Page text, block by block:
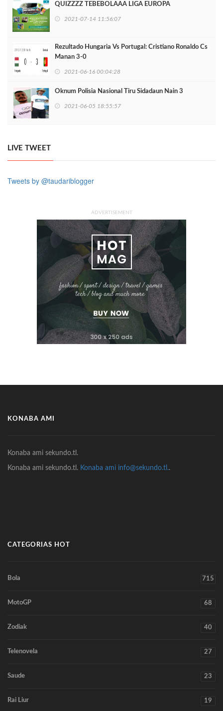
QUIZZZZ TEBEBOLAAA LIGA EUROPA
2021-07-14 11:56:07
Rezultado Hungaria Vs Portugal: Cristiano Ronaldo Cs
Manan 3-0
2021-06-16 00:04:28
Oknum Polisia Nasional Tiru Sidadaun Nain 3
2021-06-05 18:55:57
LIVE TWEET
Tweets by @taudariblogger
ADVERTISEMENT
KONABA AMI
Konaba ami sekundo.tl.
Konaba ami sekundo.tl. Konaba ami info@sekundo.tl..
CATEGORIAS HOT
Bola 715
MotoGP 68
Zodiak 40
Telenovela 27
Saude 23
Rai Liur 19